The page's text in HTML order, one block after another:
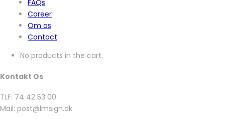
FAQs
Career
Om os
Contact
No products in the cart.
Kontakt Os
TLF: 74 42 53 00
Mail: post@lmsign.dk